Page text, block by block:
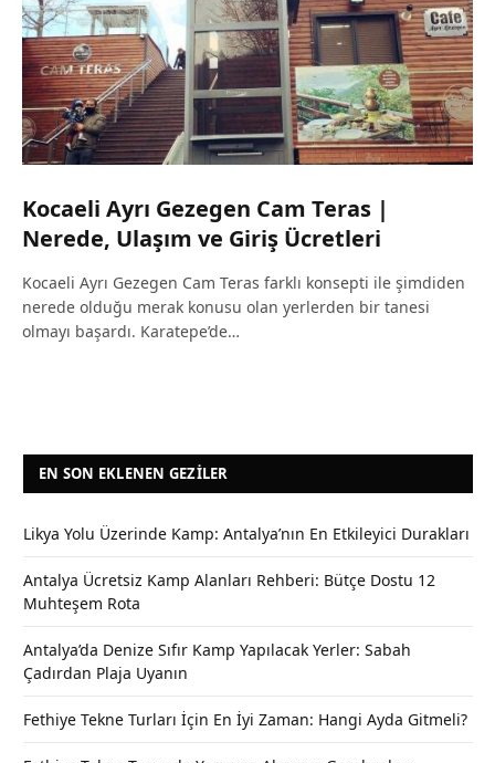
Kocaeli Ayrı Gezegen Cam Teras |
Nerede, Ulaşım ve Giriş Ücretleri
Kocaeli Ayrı Gezegen Cam Teras farklı konsepti ile şimdiden
nerede olduğu merak konusu olan yerlerden bir tanesi
olmayı başardı. Karatepe’de…
EN SON EKLENEN GEZILER
Likya Yolu Üzerinde Kamp: Antalya’nın En Etkileyici Durakları
Antalya Ücretsiz Kamp Alanları Rehberi: Bütçe Dostu 12
Muhteşem Rota
Antalya’da Denize Sıfır Kamp Yapılacak Yerler: Sabah
Çadırdan Plaja Uyanın
Fethiye Tekne Turları İçin En İyi Zaman: Hangi Ayda Gitmeli?